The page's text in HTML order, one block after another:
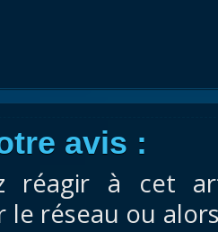
avis :
réagir à cet
le réseau ou